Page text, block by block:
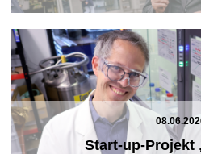
Start-up-Projekt